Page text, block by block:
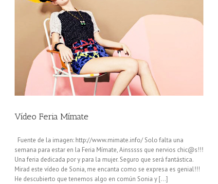
Vídeo Feria Mímate
Fuente de la imagen: http://www.mimate.info/ Solo falta una
semana para estar en la Feria Mímate, Ainsssss que nervios chic@s!!!
Una feria dedicada por y para la mujer. Seguro que será fantástica.
Mirad este vídeo de Sonia, me encanta como se expresa es genial!!!
He descubierto que tenemos algo en común Sonia y [...]